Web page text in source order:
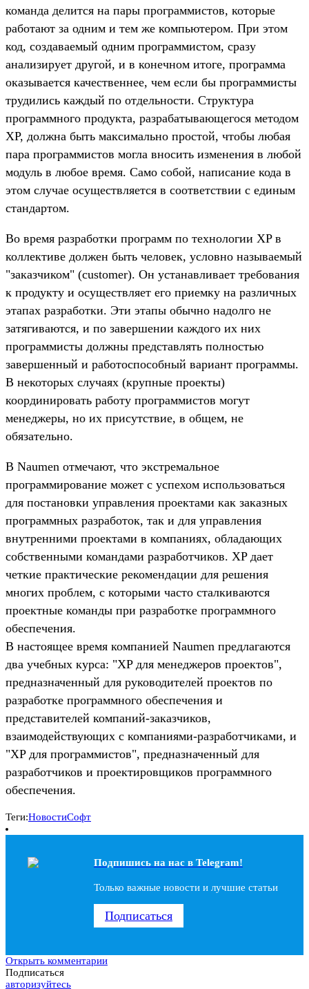
команда делится на пары программистов, которые
работают за одним и тем же компьютером. При этом
код, создаваемый одним программистом, сразу
анализирует другой, и в конечном итоге, программа
оказывается качественнее, чем если бы программисты
трудились каждый по отдельности. Структура
программного продукта, разрабатывающегося методом
XP, должна быть максимально простой, чтобы любая
пара программистов могла вносить изменения в любой
модуль в любое время. Само собой, написание кода в
этом случае осуществляется в соответствии с единым
стандартом.
Во время разработки программ по технологии XP в
коллективе должен быть человек, условно называемый
"заказчиком" (customer). Он устанавливает требования
к продукту и осуществляет его приемку на различных
этапах разработки. Эти этапы обычно надолго не
затягиваются, и по завершении каждого их них
программисты должны представлять полностью
завершенный и работоспособный вариант программы.
В некоторых случаях (крупные проекты)
координировать работу программистов могут
менеджеры, но их присутствие, в общем, не
обязательно.
В Naumen отмечают, что экстремальное
программирование может с успехом использоваться
для постановки управления проектами как заказных
программных разработок, так и для управления
внутренними проектами в компаниях, обладающих
собственными командами разработчиков. XP дает
четкие практические рекомендации для решения
многих проблем, с которыми часто сталкиваются
проектные команды при разработке программного
обеспечения.
В настоящее время компанией Naumen предлагаются
два учебных курса: "XP для менеджеров проектов",
предназначенный для руководителей проектов по
разработке программного обеспечения и
представителей компаний-заказчиков,
взаимодействующих с компаниями-разработчиками, и
"XP для программистов", предназначенный для
разработчиков и проектировщиков программного
обеспечения.
Теги:НовостиСофт
Подпишись на наc в Telegram!
Только важные новости и лучшие статьи
Подписаться
Открыть комментарии
Подписаться
авторизуйтесь